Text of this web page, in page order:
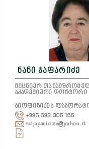
ნანი ჯაფარიძე
მეცნიერ
აკადემიური დოქტორი
ბიოფიზიკის
+995 593 306 186
ndjaparidze@yahoo.it